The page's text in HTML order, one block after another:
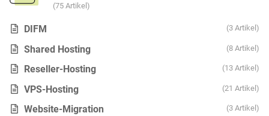
75 Artikel
DIFM 3 Artikel
Shared Hosting 8 Artikel
Reseller-Hosting 13 Artikel
VPS-Hosting 21 Artikel
Website-Migration 3 Artikel